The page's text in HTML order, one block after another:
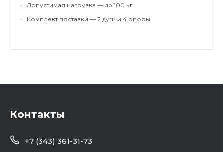
•
Допустимая нагрузка — до 100 кг
•
Комплект поставки — 2 дуги и 4 опоры
Контакты
+7 (343) 361-31-73